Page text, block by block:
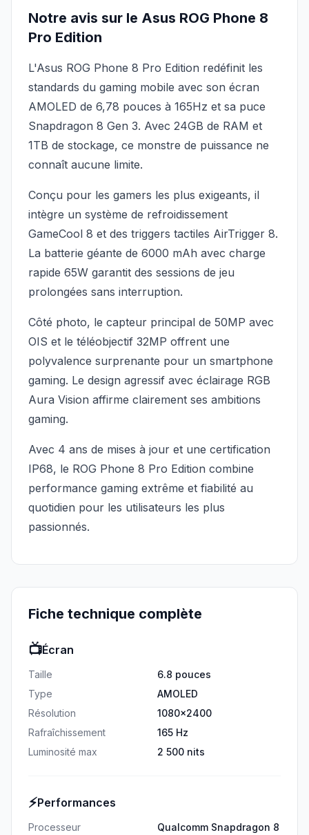
Notre avis sur le Asus ROG Phone 8
Pro Edition
L'Asus ROG Phone 8 Pro Edition redéfinit les
standards du gaming mobile avec son écran
AMOLED de 6,78 pouces à 165Hz et sa puce
Snapdragon 8 Gen 3. Avec 24GB de RAM et
1TB de stockage, ce monstre de puissance ne
connaît aucune limite.
Conçu pour les gamers les plus exigeants, il
intègre un système de refroidissement
GameCool 8 et des triggers tactiles AirTrigger 8.
La batterie géante de 6000 mAh avec charge
rapide 65W garantit des sessions de jeu
prolongées sans interruption.
Côté photo, le capteur principal de 50MP avec
OIS et le téléobjectif 32MP offrent une
polyvalence surprenante pour un smartphone
gaming. Le design agressif avec éclairage RGB
Aura Vision affirme clairement ses ambitions
gaming.
Avec 4 ans de mises à jour et une certification
IP68, le ROG Phone 8 Pro Edition combine
performance gaming extrême et fiabilité au
quotidien pour les utilisateurs les plus
passionnés.
Fiche technique complète
📺Écran
Taille
6.8 pouces
Type
AMOLED
Résolution
1080x2400
Rafraîchissement
165 Hz
Luminosité max
2 500 nits
⚡Performances
Processeur Qualcomm Snapdragon 8